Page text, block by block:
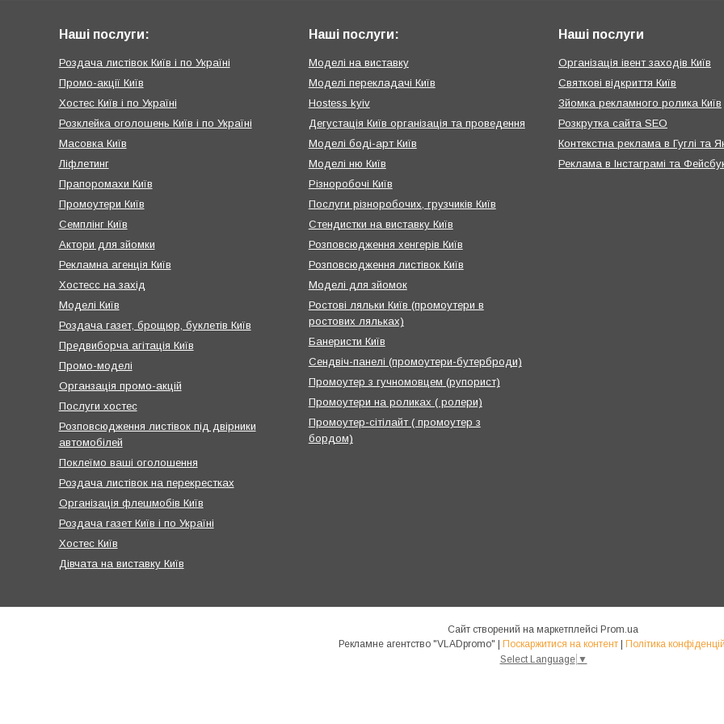
Наші послуги:
Роздача листівок Київ і по Україні
Промо-акції Київ
Хостес Київ і по Україні
Розклейка оголошень Київ і по Україні
Масовка Київ
Ліфлетинг
Прапоромахи Київ
Промоутери Київ
Семплінг Київ
Актори для зйомки
Рекламна агенція Київ
Хостесс на захід
Моделі Київ
Роздача газет, брощюр, буклетів Київ
Предвиборча агітація Київ
Промо-моделі
Органзація промо-акцій
Послуги хостес
Розповсюдження листівок під двірники
автомобілей
Поклеїмо ваші оголошення
Роздача листівок на перекрестках
Організація флешмобів Київ
Роздача газет Київ і по Україні
Хостес Київ
Дівчата на виставку Київ
Наші послуги:
Моделі на виставку
Моделі перекладачі Київ
Hostess kyiv
Дегустація Київ організація та проведення
Моделі боді-арт Київ
Моделі ню Київ
Різноробочі Київ
Послуги різноробочих, грузчиків Київ
Стендистки на виставку Київ
Розповсюдження хенгерів Київ
Розповсюдження листівок Київ
Моделі для зйомок
Ростові ляльки Київ (промоутери в
ростових ляльках)
Банеристи Київ
Сендвіч-панелі (промоутери-бутерброди)
Промоутер з гучномовцем (рупорист)
Промоутери на роликах ( ролери)
Промоутер-сітілайт ( промоутер з
бордом)
Наші послуги
Організація івент заходів Київ
Святкові відкриття Київ
Зйомка рекламного ролика Київ
Розкрутка сайта SEO
Контекстна реклама в Гуглі та
Реклама в Інстаграмі та
Сайт створений на маркетплейсі Prom.ua
Поскаржитися на контент
Політика
Select Language ▼